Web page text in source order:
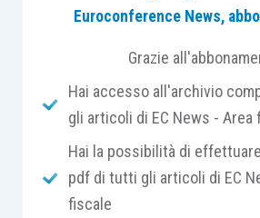
riconosciuti, senza che siano stati
mancata fruizione del contributo
imputabile all’imprenditore“. È
di dirittostatuito dalla Corte di
ordinanza n. 16697,
Il caso riguarda una società che
Euroconference News,
Grazie
Hai accesso all'archivio
gli articoli di EC News - Area
Hai la possibilità di
pdf di tutti gli articoli di EC
fiscale